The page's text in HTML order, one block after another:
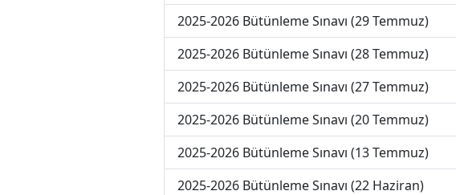
2025-2026 Bütünleme Sınavı (29 Temmuz)
2025-2026 Bütünleme Sınavı (28 Temmuz)
2025-2026 Bütünleme Sınavı (27 Temmuz)
2025-2026 Bütünleme Sınavı (20 Temmuz)
2025-2026 Bütünleme Sınavı (13 Temmuz)
2025-2026 Bütünleme Sınavı (22 Haziran)